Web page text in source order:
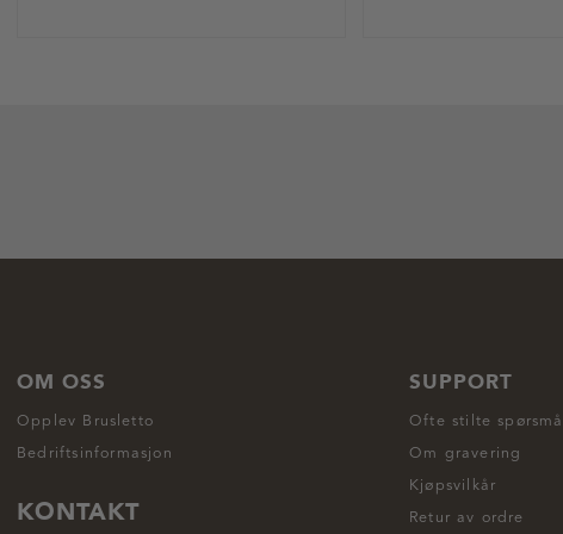
OM OSS
Opplev Brusletto
Bedriftsinformasjon
KONTAKT
SUPPORT
Ofte stilte spørsmål
Om gravering
Kjøpsvilkår
Retur av ordre